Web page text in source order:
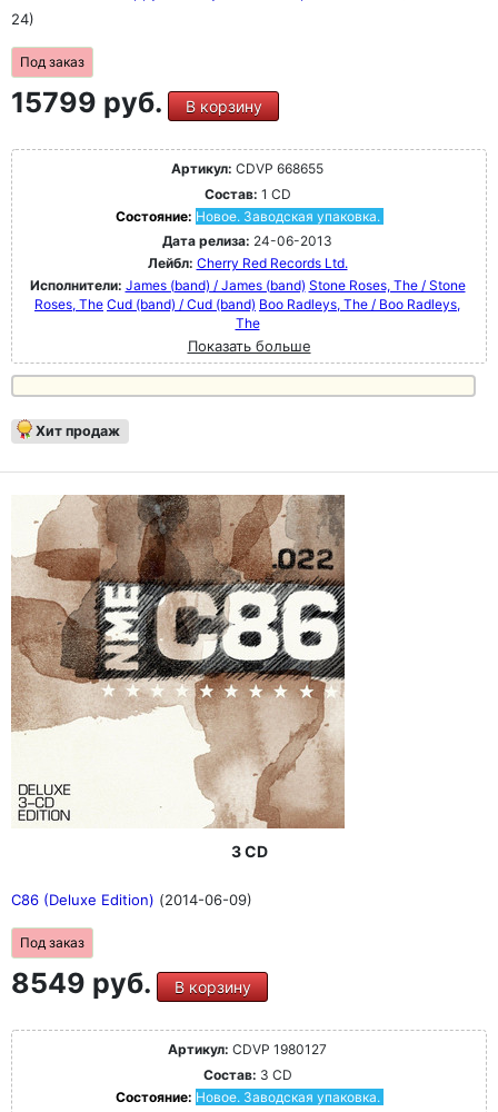
24)
Под заказ
15799 руб. В корзину
Артикул: CDVP 668655
Состав: 1 CD
Состояние: Новое. Заводская упаковка.
Дата релиза: 24-06-2013
Лейбл: Cherry Red Records Ltd.
Исполнители: James (band) / James (band) Stone Roses, The / Stone
Roses, The Cud (band) / Cud (band) Boo Radleys, The / Boo Radleys,
The
Показать больше
Хит продаж
3 CD
C86 (Deluxe Edition) (2014-06-09)
Под заказ
8549 руб. В корзину
Артикул: CDVP 1980127
Состав: 3 CD
Состояние: Новое. Заводская упаковка.